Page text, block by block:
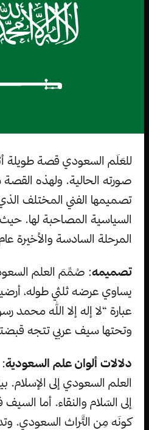
للعَلَم السعودي قصة طويلة
صورته الحالية. ولهذه
تصميمها الفني المختلف
السياسية المصاحبة لها.
المرحلة السادسة والأخيرة عام
تصميمه: صُمِّمَ العلم
يساوي عرضه ثلثي طوله،
عبارة “لا إله إلا الله محمد
وتحتها سيف عربي تتجه
دلالات ألوان علم السعودية:
العلم السعودي إلى الإسلام.
إلى السّلام والنقاء. أما السيف
كونَه مِن التَّراث السعودي. وتدل